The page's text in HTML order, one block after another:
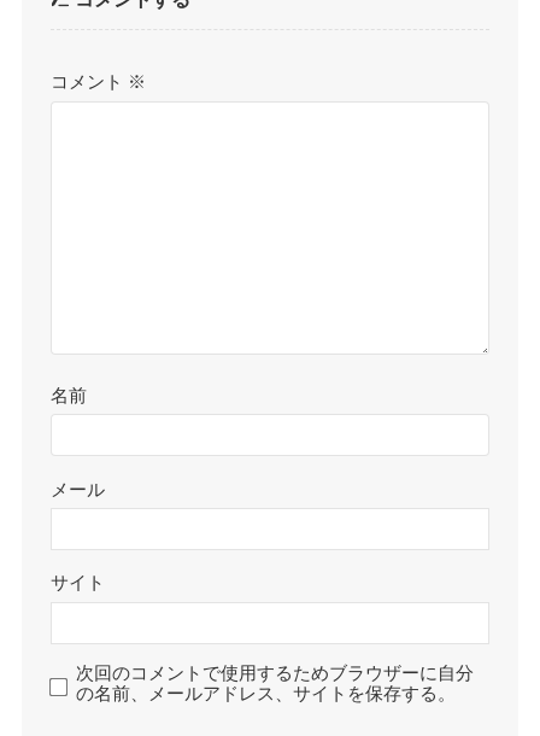
コメント ※
名前
メール
サイト
次回のコメントで使用するためブラウザーに自分
の名前、メールアドレス、サイトを保存する。